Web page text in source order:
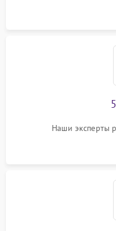
Наши эксперты